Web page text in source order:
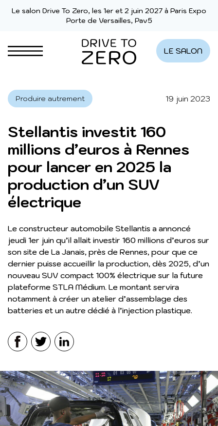
Aller au contenu
Le salon Drive To Zero, les 1er et 2 juin 2027 à Paris Expo
Porte de Versailles, Pav5
LE SALON
Produire autrement 19 juin 2023
Stellantis investit 160
millions d’euros à Rennes
pour lancer en 2025 la
production d’un SUV
électrique
Le constructeur automobile Stellantis a annoncé
jeudi 1er juin qu’il allait investir 160 millions d’euros sur
son site de La Janais, près de Rennes, pour que ce
dernier puisse accueillir la production, dès 2025, d’un
nouveau SUV compact 100% électrique sur la future
plateforme STLA Médium. Le montant servira
notamment à créer un atelier d’assemblage des
batteries et un autre dédié à l’injection plastique.
FacebookTwitterLinkedIn